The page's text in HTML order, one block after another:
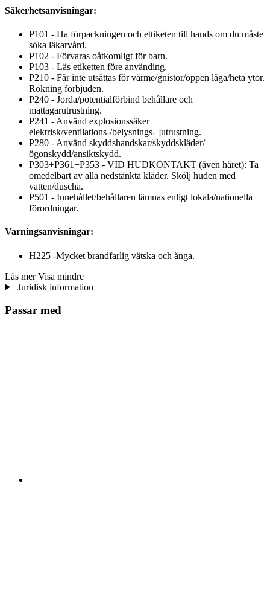
Säkerhetsanvisningar:
P101 - Ha förpackningen och ettiketen till hands om du måste
söka läkarvård.
P102 - Förvaras oåtkomligt för barn.
P103 - Läs etiketten före använding.
P210 - Får inte utsättas för värme/gnistor/öppen låga/heta ytor.
Rökning förbjuden.
P240 - Jorda/potentialförbind behållare och
mattagarutrustning.
P241 - Använd explosionssäker
elektrisk/ventilations-/belysnings- ]utrustning.
P280 - Använd skyddshandskar/skyddskläder/
ögonskydd/ansiktskydd.
P303+P361+P353 - VID HUDKONTAKT (även håret): Ta
omedelbart av alla nedstänkta kläder. Skölj huden med
vatten/duscha.
P501 - Innehållet/behållaren lämnas enligt lokala/nationella
förordningar.
Varningsanvisningar:
H225 -Mycket brandfarlig vätska och ånga.
Läs mer Visa mindre
Juridisk information
Passar med